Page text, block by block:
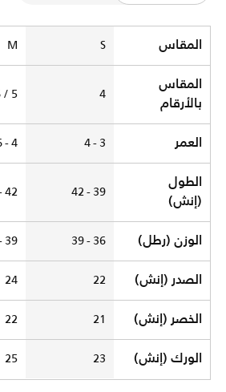
Younger Kids
المقاس S
M
المقاس
بالأرقام
4
5 / 6
العمر 3 - 4
4 - 6
الطول
(إنش)
39 - 42
42 - 46
الوزن (رطل) 36 - 39
39 - 49
الصدر (إنش) 22
24
الخصر (إنش) 21
22
الورك (إنش) 23
25